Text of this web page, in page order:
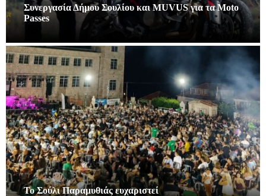
Συνεργασία Δήμου Σουλίου και MUVUS για τα Moto
Passes
Το Σούλι Παραμυθιάς ευχαριστεί